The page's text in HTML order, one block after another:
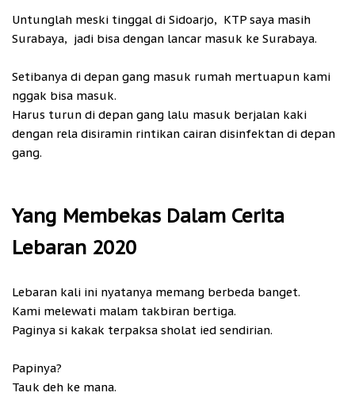
Untunglah meski tinggal di Sidoarjo, KTP saya masih
Surabaya, jadi bisa dengan lancar masuk ke Surabaya.
Setibanya di depan gang masuk rumah mertuapun kami
nggak bisa masuk.
Harus turun di depan gang lalu masuk berjalan kaki
dengan rela disiramin rintikan cairan disinfektan di depan
gang.
Yang Membekas Dalam Cerita
Lebaran 2020
Lebaran kali ini nyatanya memang berbeda banget.
Kami melewati malam takbiran bertiga.
Paginya si kakak terpaksa sholat ied sendirian.
Papinya?
Tauk deh ke mana.